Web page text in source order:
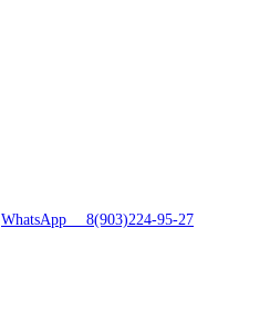
WhatsApp 8(903)224-95-27